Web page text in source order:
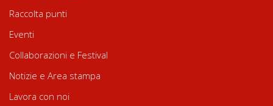
Raccolta punti
Eventi
Collaborazioni e Festival
Notizie e Area stampa
Lavora con noi